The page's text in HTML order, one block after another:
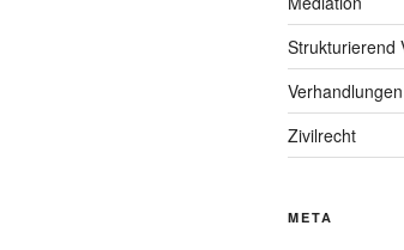
Strukturierend
Verhandlungen
Zivilrecht
META